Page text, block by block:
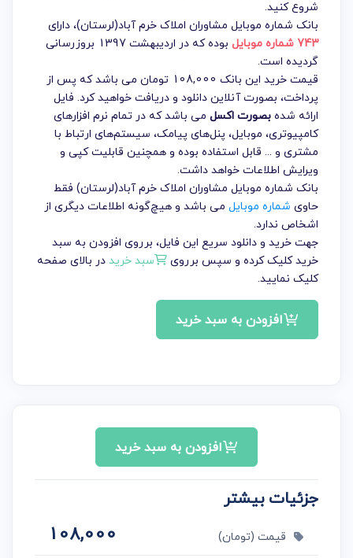
شروع کنید.
بانک شماره موبایل مشاوران املاک خرم آباد(لرستان)، دارای
743 شماره موبایل
بوده که در اردیبهشت 1397 بروزرسانی
گردیده است.
قیمت خرید این بانک 108,000 تومان می باشد که پس از
پرداخت، بصورت آنلاین دانلود و دریافت خواهید کرد. فایل
ارائه شدهبصورت اکسل می باشد که در تمام نرم افزارهای
کامپیوتری، موبایل، پنل‌های پیامک، سیستم‌های ارتباط با
مشتری و ... قابل استفاده بوده و همچنین قابلیت کپی و
ویرایش اطلاعات خواهد داشت.
بانک شماره موبایل مشاوران املاک خرم آباد(لرستان) فقط
حاوی شماره موبایل می باشد و هیچ‌گونه اطلاعات دیگری از
اشخاص ندارد.
جهت خرید و دانلود سریع این فایل، برروی افزودن به سبد
خرید کلیک کرده و سپس برروی
سبد خریددر بالای صفحه
کلیک نمایید.
افزودن به سبد خرید
افزودن به سبد خرید
جزئیات بیشتر
قیمت (تومان) 108,000